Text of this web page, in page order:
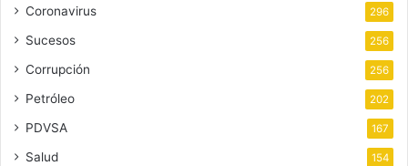
Coronavirus 296
Sucesos 256
Corrupción 256
Petróleo 202
PDVSA 167
Salud 154